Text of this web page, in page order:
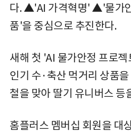
다. ▲'AI 가격혁명' ▲'물가
품'을 중심으로 추진한다.
새해 첫 'AI 물가안정 프로
인기 수·축산 먹거리 상품
철을 맞아 딸기 유니버스 등
홈플러스 멤버십 회원을 대